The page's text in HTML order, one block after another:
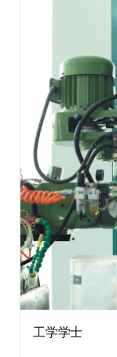
工学学士